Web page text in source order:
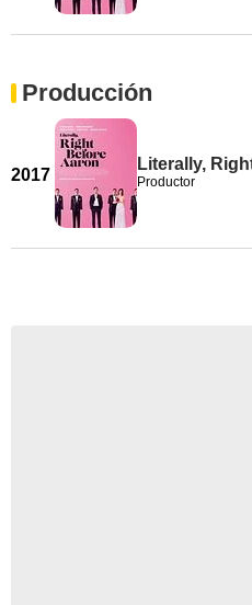
Producción
2017
Literally,
Productor